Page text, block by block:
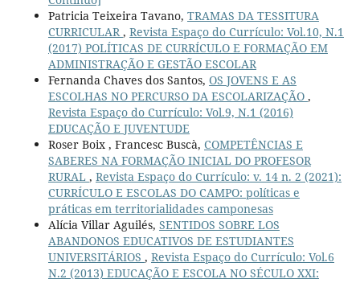
Patricia Teixeira Tavano, TRAMAS DA TESSITURA
CURRICULAR , Revista Espaço do Currículo: Vol.10, N.1
(2017) POLÍTICAS DE CURRÍCULO E FORMAÇÃO EM
ADMINISTRAÇÃO E GESTÃO ESCOLAR
Fernanda Chaves dos Santos, OS JOVENS E AS
ESCOLHAS NO PERCURSO DA ESCOLARIZAÇÃO ,
Revista Espaço do Currículo: Vol.9, N.1 (2016)
EDUCAÇÃO E JUVENTUDE
Roser Boix , Francesc Buscà, COMPETÊNCIAS E
SABERES NA FORMAÇÃO INICIAL DO PROFESOR
RURAL , Revista Espaço do Currículo: v. 14 n. 2 (2021):
CURRÍCULO E ESCOLAS DO CAMPO: políticas e
práticas em territorialidades camponesas
Alícia Villar Aguilés, SENTIDOS SOBRE LOS
ABANDONOS EDUCATIVOS DE ESTUDIANTES
UNIVERSITÁRIOS , Revista Espaço do Currículo: Vol.6
N.2 (2013) EDUCAÇÃO E ESCOLA NO SÉCULO XXI: